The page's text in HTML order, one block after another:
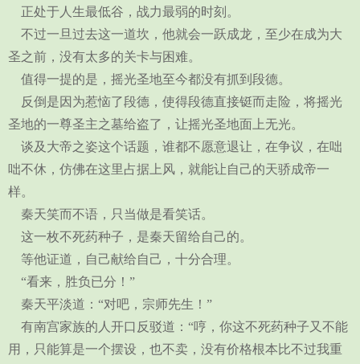
正处于人生最低谷，战力最弱的时刻。
不过一旦过去这一道坎，他就会一跃成龙，至少在成为大
圣之前，没有太多的关卡与困难。
值得一提的是，摇光圣地至今都没有抓到段德。
反倒是因为惹恼了段德，使得段德直接铤而走险，将摇光
圣地的一尊圣主之墓给盗了，让摇光圣地面上无光。
谈及大帝之姿这个话题，谁都不愿意退让，在争议，在咄
咄不休，仿佛在这里占据上风，就能让自己的天骄成帝一
样。
秦天笑而不语，只当做是看笑话。
这一枚不死药种子，是秦天留给自己的。
等他证道，自己献给自己，十分合理。
“看来，胜负已分！”
秦天平淡道：“对吧，宗师先生！”
有南宫家族的人开口反驳道：“哼，你这不死药种子又不能
用，只能算是一个摆设，也不卖，没有价格根本比不过我重